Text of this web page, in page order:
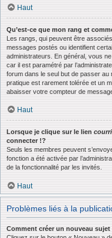
Haut
Qu’est-ce que mon rang et
Les rangs, qui peuvent être
messages postés ou identifient
administrateurs. En général, vous
car il est paramétré par
forum dans le seul but de passer
pratique est rarement tolérée et un
abaisser votre compteur de
Haut
Lorsque je clique sur le lien
connecter !?
Seuls les membres peuvent
fonction a été activée par
de la fonctionnalité par les invités.
Haut
Problèmes liés à la
Comment créer un nouveau